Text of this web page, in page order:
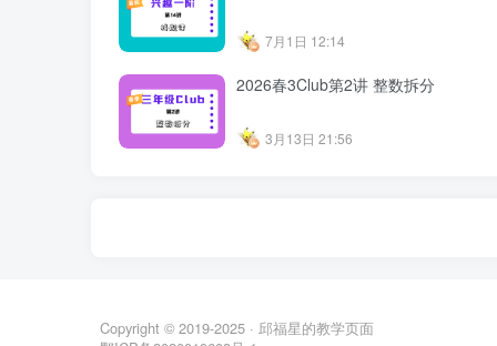
7月1日 12:14
2026春3Club第2讲 整数拆分
3月13日 21:56
Copyright © 2019-2025 · 邱福星的教学页面